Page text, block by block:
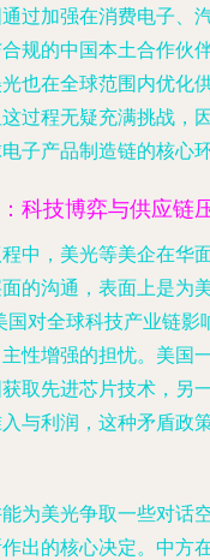
过加强在消费电子、
规的中国本土合作伙
也在全球范围内优化
过程无疑充满挑战，
子产品制造链的核心环
科技博弈与供应链
中，美光等美企在华
的沟通，表面上是为
国对全球科技产业链影
性增强的担忧。美国
取先进芯片技术，另
与利润，这种矛盾政
为美光争取一些对话
出的核心决定。中方